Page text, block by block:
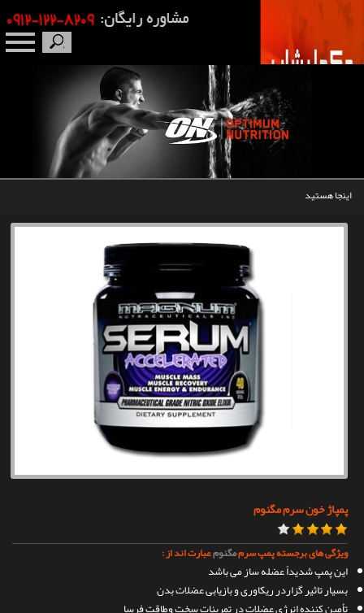
اینجا هستید
پمپاژ خون سرم مگنوم
ویژگی های برجسته پمپ سرممگنومعبارت اند از :
این پمپ شدیداً عضله ساز می باشد
بسیار تاثیر گزاردر ریکاوری و بازیابی عضلات بدن